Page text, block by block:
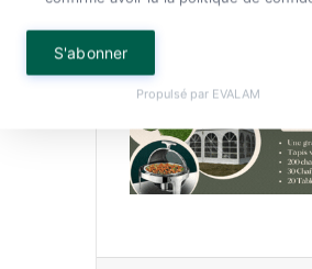
d’intégrité et de
S'abonner
Propulsé par EVALAM